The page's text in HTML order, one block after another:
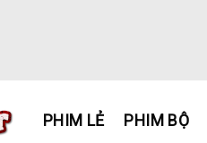
PHIM LẺ PHIM BỘ